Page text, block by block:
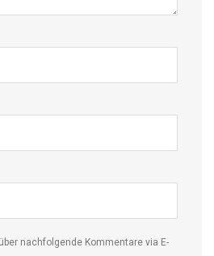
nachfolgende Kommentare via E-